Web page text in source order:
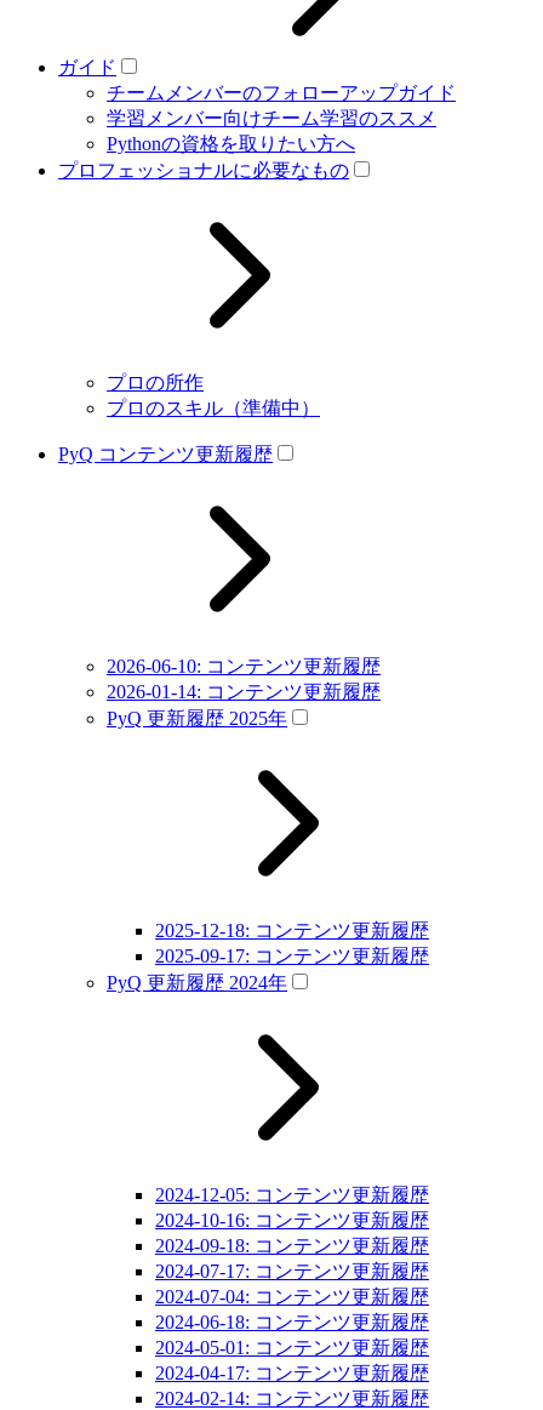
ガイド
チームメンバーのフォローアップガイド
学習メンバー向けチーム学習のススメ
Pythonの資格を取りたい方へ
プロフェッショナルに必要なもの
プロの所作
プロのスキル（準備中）
PyQ コンテンツ更新履歴
2026-06-10: コンテンツ更新履歴
2026-01-14: コンテンツ更新履歴
PyQ 更新履歴 2025年
2025-12-18: コンテンツ更新履歴
2025-09-17: コンテンツ更新履歴
PyQ 更新履歴 2024年
2024-12-05: コンテンツ更新履歴
2024-10-16: コンテンツ更新履歴
2024-09-18: コンテンツ更新履歴
2024-07-17: コンテンツ更新履歴
2024-07-04: コンテンツ更新履歴
2024-06-18: コンテンツ更新履歴
2024-05-01: コンテンツ更新履歴
2024-04-17: コンテンツ更新履歴
2024-02-14: コンテンツ更新履歴